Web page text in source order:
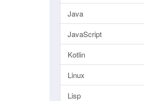
Java
JavaScript
Kotlin
Linux
Lisp